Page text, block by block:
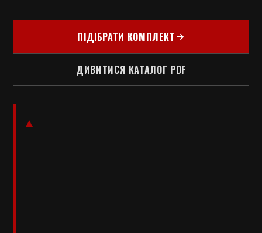
ПІДІБРАТИ КОМПЛЕКТ
ДИВИТИСЯ КАТАЛОГ PDF